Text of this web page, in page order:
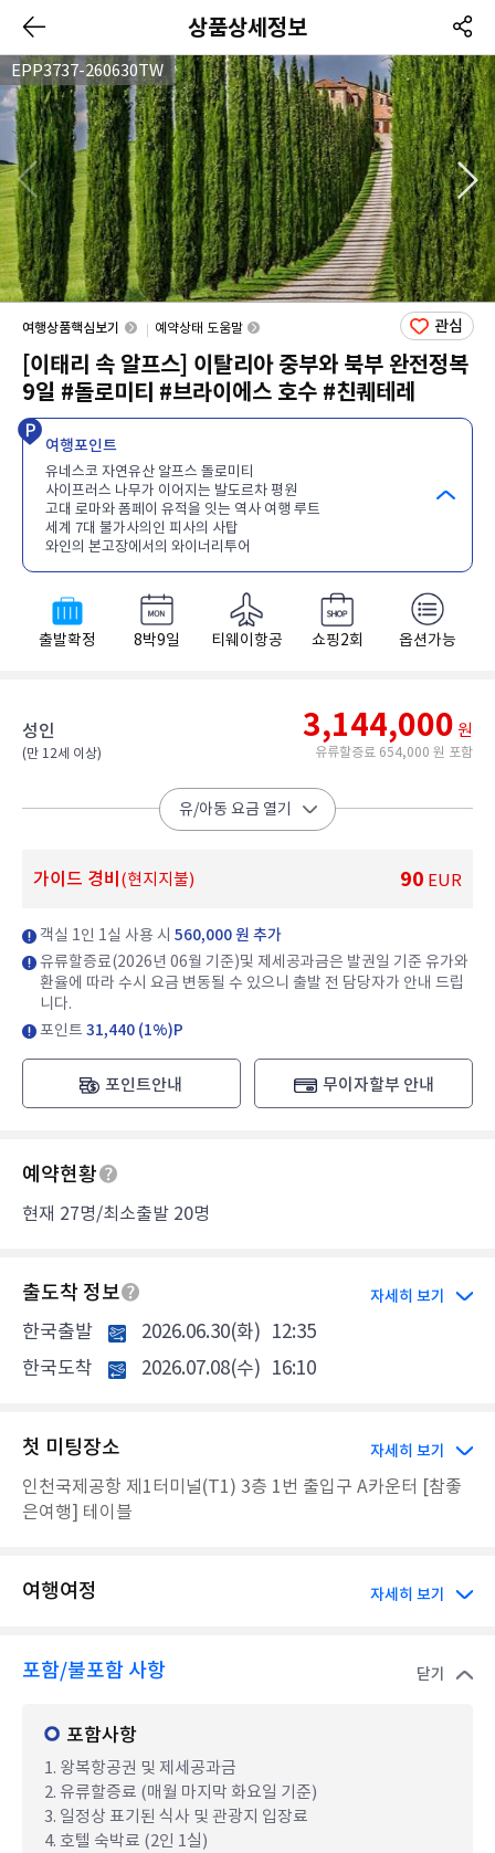
상품상세정보
EPP3737-260630TW
여행상품핵심보기 예약상태 도움말
[이태리 속 알프스] 이탈리아 중부와 북부 완전정복
9일 #돌로미티 #브라이에스 호수 #친퀘테레
여행포인트
유네스코 자연유산 알프스 돌로미티
사이프러스 나무가 이어지는 발도르차 평원
고대 로마와 폼페이 유적을 잇는 역사 여행 루트
세계 7대 불가사의인 피사의 사탑
와인의 본고장에서의 와이너리투어
출발확정 8박9일 티웨이항공 쇼핑2회 옵션가능
관심
성인
(만 12세 이상)​
3,144,000 원
유류할증료 654,000 원 포함
유/아동 요금 열기
가이드 경비 (현지지불) 90 EUR
객실 1인 1실 사용 시 560,000 원 추가
유류할증료(2026년 06월 기준)및 제세공과금은 발권일 기준 유가와
환율에 따라 수시 요금 변동될 수 있으니 출발 전 담당자가 안내 드립
니다.
포인트 31,440 (1%)P
포인트안내 무이자할부 안내
예약현황
현재 27명/최소출발 20명
출도착 정보 자세히 보기
한국출발 2026.06.30(화) 12:35
한국도착
2026.07.08(수) 16:10
첫 미팅장소 자세히 보기
인천국제공항 제1터미널(T1) 3층 1번 출입구 A카운터 [참좋
은여행] 테이블
여행여정 자세히 보기
포함/불포함 사항 닫기
포함사항
1. 왕복항공권 및 제세공과금
2. 유류할증료 (매월 마지막 화요일 기준)
3. 일정상 표기된 식사 및 관광지 입장료
4. 호텔 숙박료 (2인 1실)